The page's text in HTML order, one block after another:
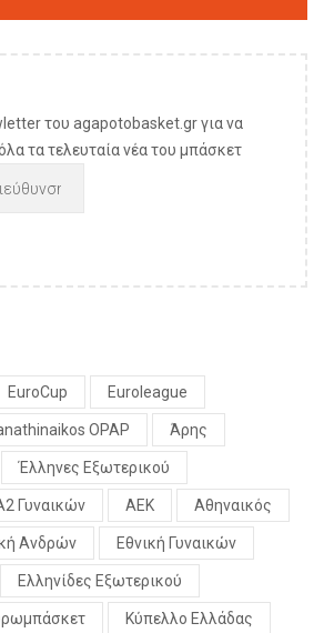
του agapotobasket.gr για να
τα τελευταία νέα του μπάσκετ
EuroCup Euroleague
OPAP Άρης
Έλληνες Εξωτερικού
Γυναικών ΑΕΚ Αθηναικός
Ανδρών Εθνική Γυναικών
Ελληνίδες Εξωτερικού
Κύπελλο Ελλάδας